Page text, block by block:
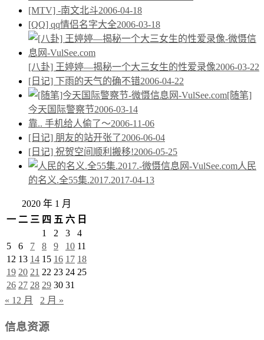
[MTV] -南文北斗2006-04-18
[QQ] qq情侣名字大全2006-03-18
[八卦] 王婷婷—揭秘一个大三女生的性爱录像2006-03-22
[日记] 下雨的天气的确不错2006-04-22
[随笔]
今天国际警察节2006-03-14
靠.. 手机给人偷了～2006-11-06
[日记] 朋友的站开张了2006-06-04
[日记] 祝贺空间顺利搬移!2006-05-25
人民
的名义.全55集.2017.2017-04-13
2020 年 1 月
一 二 三 四 五 六 日
1
2 3
4
5
6 7 8 9 10 11
12 13 14 15 16 17 18
19 20 21 22 23 24 25
26 27 28 29 30 31
« 12 月
2 月 »
信息资源